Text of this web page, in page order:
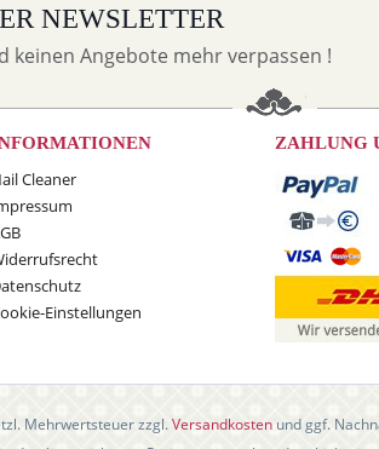
NEWSLETTER
keinen Angebote mehr verpassen !
Cleaner
Einstellungen
ZAHLUNG
Mehrwertsteuer zzgl.Versandkostenund ggf.